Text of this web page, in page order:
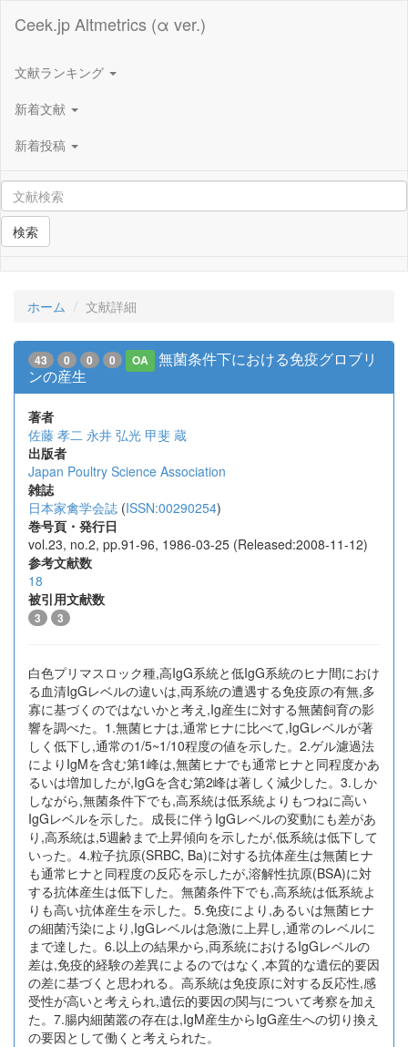
Ceek.jp Altmetrics (α ver.)
文献ランキング
新着文献
新着投稿
検索
ホーム 文献詳細
43 0 0 0 OA
無菌条件下における免疫グロブリ
ンの産生
著者
佐藤 孝二 永井 弘光 甲斐 蔵
出版者
Japan Poultry Science Association
雑誌
日本家禽学会誌 (ISSN:00290254)
巻号頁・発行日
vol.23, no.2, pp.91-96, 1986-03-25 (Released:2008-11-12)
参考文献数
18
被引用文献数
3 3
白色プリマスロック種,高IgG系統と低IgG系統のヒナ間におけ
る血清IgGレベルの違いは,両系統の遭遇する免疫原の有無,多
寡に基づくのではないかと考え,Ig産生に対する無菌飼育の影
響を調べた。1.無菌ヒナは,通常ヒナに比べて,IgGレベルが著
しく低下し,通常の1/5~1/10程度の値を示した。2.ゲル濾過法
によりIgMを含む第1峰は,無菌ヒナでも通常ヒナと同程度かあ
るいは増加したが,IgGを含む第2峰は著しく減少した。3.しか
しながら,無菌条件下でも,高系統は低系統よりもつねに高い
IgGレベルを示した。成長に伴うIgGレベルの変動にも差があ
り,高系統は,5週齢まで上昇傾向を示したが,低系統は低下して
いった。4.粒子抗原(SRBC, Ba)に対する抗体産生は無菌ヒナ
も通常ヒナと同程度の反応を示したが,溶解性抗原(BSA)に対
する抗体産生は低下した。無菌条件下でも,高系統は低系統よ
りも高い抗体産生を示した。5.免疫により,あるいは無菌ヒナ
の細菌汚染により,IgGレベルは急激に上昇し,通常のレベルに
まで達した。6.以上の結果から,両系統におけるIgGレベルの
差は,免疫的経験の差異によるのではなく,本質的な遺伝的要因
の差に基づくと思われる。高系統は免疫原に対する反応性,感
受性が高いと考えられ,遺伝的要因の関与について考察を加え
た。7.腸内細菌叢の存在は,IgM産生からIgG産生への切り換え
の要因として働くと考えられた。